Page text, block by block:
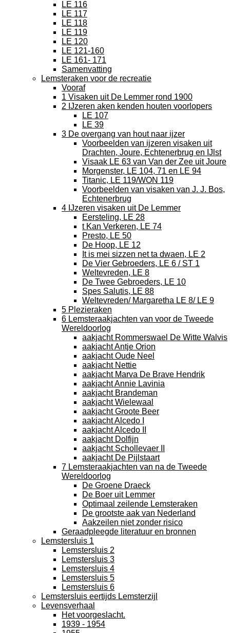
LE 116
LE 117
LE 118
LE 119
LE 120
LE 121-160
LE 161- 171
Samenvatting
Lemsteraken voor de recreatie
Vooraf
1 Visaken uit De Lemmer rond 1900
2 IJzeren aken kenden houten voorlopers
LE 107
LE 39
3 De overgang van hout naar ijzer
Voorbeelden van ijzeren visaken uit
Drachten, Joure, Echtenerbrug en IJlst
Visaak LE 63 van Van der Zee uit Joure
Morgenster, LE 104, 71 en LE 94
Titanic, LE 119/WON 119
Voorbeelden van visaken van J. J. Bos,
Echtenerbrug
4 IJzeren visaken uit De Lemmer
Eersteling, LE 28
t Kan Verkeren, LE 74
Presto, LE 50
De Hoop, LE 12
It is mei sizzen net ta dwaen, LE 2
De Vier Gebroeders, LE 6 / ST 1
Weltevreden, LE 8
De Twee Gebroeders, LE 10
Spes Salutis, LE 88
Weltevreden/ Margaretha LE 8/ LE 9
5 Plezieraken
6 Lemsteraakjachten van voor de Tweede
Wereldoorlog
aakjacht Rommerswael De Witte Walvis
aakjacht Antje Orion
aakjacht Oude Neel
aakjacht Nettie
aakjacht Marva De Brave Hendrik
aakjacht Annie Lavinia
aakjacht Brandeman
aakjacht Wielewaal
aakjacht Groote Beer
aakjacht Alcedo I
aakjacht Alcedo II
aakjacht Dolfijn
aakjacht Schollevaer II
aakjacht De Pijlstaart
7 Lemsteraakjachten van na de Tweede
Wereldoorlog
De Groene Draeck
De Boer uit Lemmer
Optimaal zeilende Lemsteraken
De grootste aak van Nederland
Aakzeilen niet zonder risico
Geraadpleegde literatuur en bronnen
Lemstersluis 1
Lemstersluis 2
Lemstersluis 3
Lemstersluis 4
Lemstersluis 5
Lemstersluis 6
Lemstersluis eertijds Lemsterzijl
Levensverhaal
Het voorgeslacht.
1939 - 1954